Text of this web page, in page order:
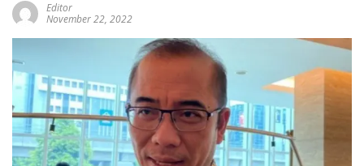
Editor
November 22, 2022